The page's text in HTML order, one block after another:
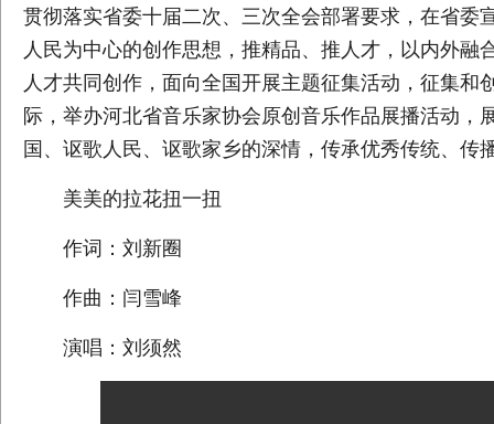
贯彻落实省委十届二次、三次全会部署要求，在省
人民为中心的创作思想，推精品、推人才，以内外
人才共同创作，面向全国开展主题征集活动，征集
际，举办河北省音乐家协会原创音乐作品展播活动
国、讴歌人民、讴歌家乡的深情，传承优秀传统、
美美的拉花扭一扭
作词：刘新圈
作曲：闫雪峰
演唱：刘须然